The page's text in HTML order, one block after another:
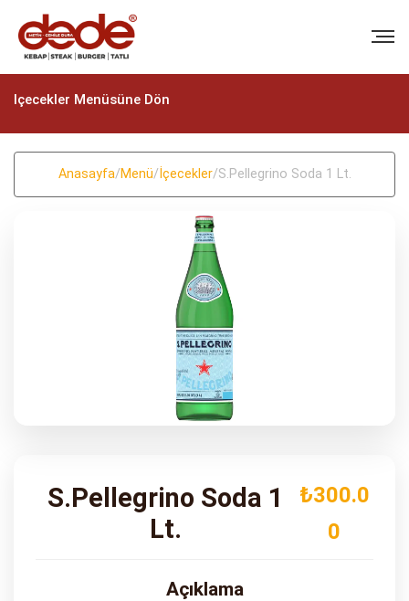
BIZI ARAYIN
+90 (322) 235 57 58
+90 (322) 235 57 58
EMAIL
info@dedekebap.com.tr
ADRES
Içecekler Menüsüne Dön
Anasayfa/Menü/ İçecekler/S.Pellegrino Soda 1 Lt.
S.Pellegrino Soda 1
Lt.
₺300.0
0
Açıklama